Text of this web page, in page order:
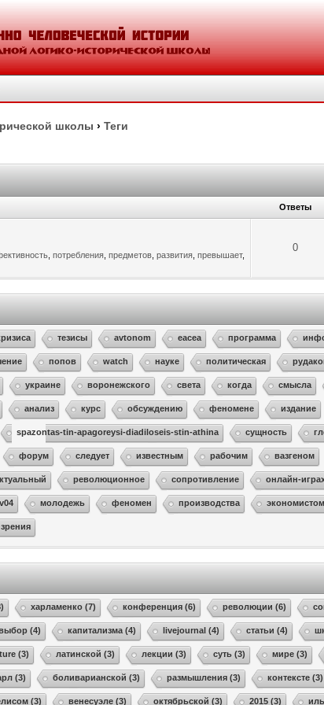
школы ›Теги
Ответы
,потребления ,предметов ,развития ,превышает,
0
тезисы avtonom eacea программа
попов watch науке политическая
украине воронежского света когда смысла
анализ курс обсуждению феномене издание
spazontas-tin-apagoreysi-diadiloseis-stin-athina сущность
форум следует известным рабочим вазгеном
революционное сопротивление онлайн-
молодежь феномен производства экономистом
зрения
харламенко (7) конференция (6) революции (6)
(4) капитализма (4) livejournal (4) статьи (4)
(3) латинской (3) лекции (3) суть (3) мире (3)
(3) боливарианской (3) размышления (3) контексте (3)
(3) венесуэле (3) октябрьской (3) 2015 (3)